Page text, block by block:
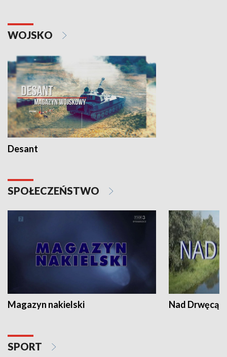
WOJSKO
Desant
SPOŁECZEŃSTWO
Magazyn nakielski Nad Drwęcą
SPORT